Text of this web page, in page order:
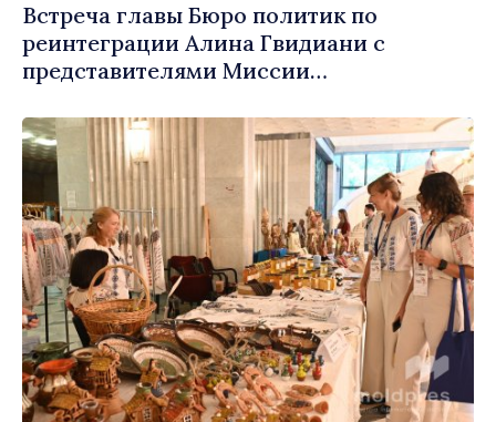
Встреча главы Бюро политик по
реинтеграции Алина Гвидиани с
представителями Миссии
Креста в Молдове